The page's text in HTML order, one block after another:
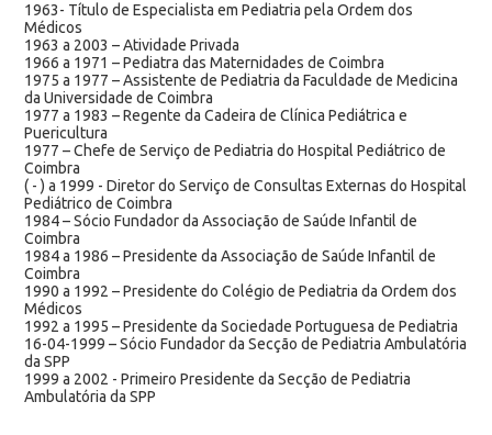
1963- Título de Especialista em Pediatria pela Ordem dos
Médicos
1963 a 2003 – Atividade Privada
1966 a 1971 – Pediatra das Maternidades de Coimbra
1975 a 1977 – Assistente de Pediatria da Faculdade de Medicina
da Universidade de Coimbra
1977 a 1983 – Regente da Cadeira de Clínica Pediátrica e
Puericultura
1977 – Chefe de Serviço de Pediatria do Hospital Pediátrico de
Coimbra
( - ) a 1999 - Diretor do Serviço de Consultas Externas do Hospital
Pediátrico de Coimbra
1984 – Sócio Fundador da Associação de Saúde Infantil de
Coimbra
1984 a 1986 – Presidente da Associação de Saúde Infantil de
Coimbra
1990 a 1992 – Presidente do Colégio de Pediatria da Ordem dos
Médicos
1992 a 1995 – Presidente da Sociedade Portuguesa de Pediatria
16-04-1999 – Sócio Fundador da Secção de Pediatria Ambulatória
da SPP
1999 a 2002 - Primeiro Presidente da Secção de Pediatria
Ambulatória da SPP